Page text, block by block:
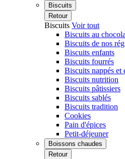
Biscuits
Retour
Biscuits Voir tout
Biscuits au
Biscuits de nos
Biscuits enfants
Biscuits fourrés
Biscuits nappés et
Biscuits nutrition
Biscuits pâtissiers
Biscuits sablés
Biscuits tradition
Cookies
Pain d'épices
Petit-déjeuner
Boissons chaudes
Retour